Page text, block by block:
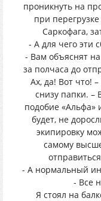
проникнуть на
при
Саркофага,
- А для чего эти
- Вам объяснят
за полчаса до
Ах, да! Вот что!
снизу папки. –
подобие «Альфа»
будет, не
экипировку
самому
- А нормальный
- Все
Я стоял на